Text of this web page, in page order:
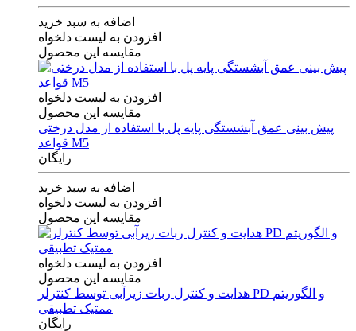
اضافه به سبد خرید
افزودن به لیست دلخواه
مقایسه این محصول
افزودن به لیست دلخواه
مقایسه این محصول
پیش بینی عمق آبشستگی پایه پل با استفاده از مدل درختی
قواعد M5
رایگان
اضافه به سبد خرید
افزودن به لیست دلخواه
مقایسه این محصول
افزودن به لیست دلخواه
مقایسه این محصول
هدایت و کنترل ربات زیرآبی توسط کنترلر PD و الگوریتم
ممتیک تطبیقی
رایگان